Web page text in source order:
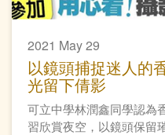
2021 May 29
以鏡頭捕捉迷人的
光留下倩影
可立中學林潤鑫同學認為
習欣賞夜空，以鏡頭保留